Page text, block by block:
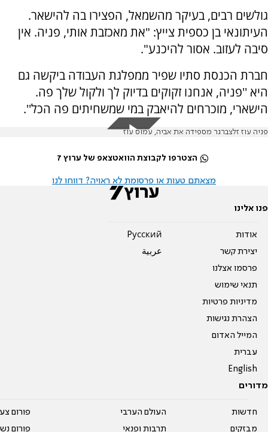
גולשים רבים, בעיקר מהשמאל, הפצירו בה להישאר.
העיתונאי בן כספית צייץ: "את מאכזבת אותי, פניה. אין
סיבה לעזוב. אסור להיכנע".
חברת הכנסת סתיו שפיר ממפלגת העבודה ביקשה גם
היא ''פניה, אנחנו זקוקים בדיוק לך ולקול שלך פה.
הישארי, מוכרחים להיאבק במי שמשחיתים פה הכל''.
פניה עוז זלצברגר מספידה את אביה, עמוס עוז
הצטרפו לקבוצת הוואטצאפ של ערוץ 7
מצאתם טעות או פרסומת לא ראויה? דווחו לנו
פנו אלינו
אודות
יצירת קשר
פרסמו אצלנו
תנאי שימוש
מדיניות פרטיות
הצהרת נגישות
המייל האדום
עברית
English
Pусский
عربية
מדורים
חדשות
מבזקים
העולם הערבי
תרבות ופנאי
פורום
פורום